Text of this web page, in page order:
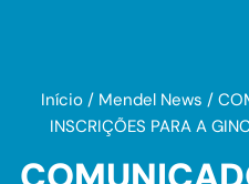
Início/ Mendel News /
INSCRIÇÕES PARA A